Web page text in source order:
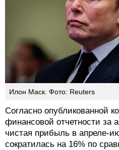
Илон Маск. Фото: Reuters
Согласно опубликованной
финансовой отчетности за
чистая прибыль в апреле-
сократилась на 16% по